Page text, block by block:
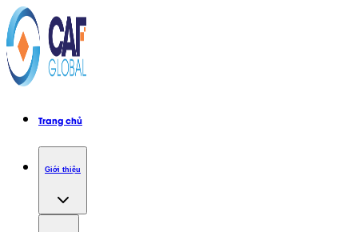
Trang chủ
Giới thiệu